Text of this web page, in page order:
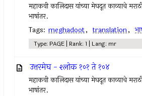
महाकवी कालिदास यांच्या मेघदूत काव्याचे
भाषांतर.
Tags: meghadoot, translation,
Type: PAGE | Rank: 1 | Lang: mr
उत्तरमेघ - श्लोक १०१ ते १०४
महाकवी कालिदास यांच्या मेघदूत काव्याचे
भाषांतर.